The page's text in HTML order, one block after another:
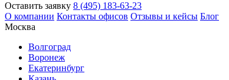
Оставить заявку 8 (495) 183-63-23
О компании Контакты офисов Отзывы и кейсы Блог
Москва
Волгоград
Воронеж
Екатеринбург